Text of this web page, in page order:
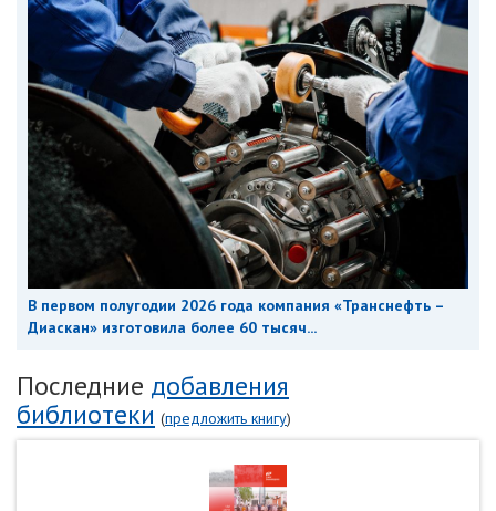
В первом полугодии 2026 года компания «Транснефть –
Диаскан» изготовила более 60 тысяч...
Последние добавления
библиотеки (предложить книгу)